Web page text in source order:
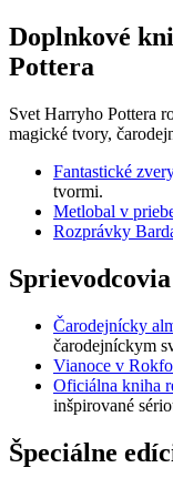
Doplnkové
Pottera
Svet Harryho Pottera
magické tvory,
Fantastické
tvormi.
Metlobal v
Rozprávky
Čarodejnícky
čarodejníckym
Vianoce v
Oficiálna kniha
inšpirované
Špeciálne